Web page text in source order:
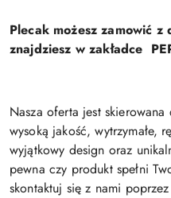
Plecak możesz zamowić
znajdziesz w zakładce
Nasza oferta jest
wysoką jakość, wytrzymałe,
wyjątkowy design oraz
pewna czy produkt spełni
skontaktuj się z nami